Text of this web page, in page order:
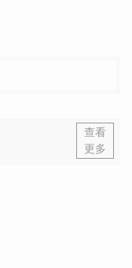
查看
更多